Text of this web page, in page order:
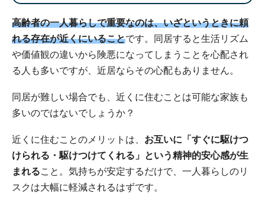
高齢者の一人暮らしで重要なのは、いざというときに頼
れる存在が近くにいることです。同居すると生活リズム
や価値観の違いから険悪になってしまうことを心配され
る人も多いですが、近居ならその心配もありません。
同居が難しい場合でも、近くに住むことは可能な家族も
多いのではないでしょうか？
近くに住むことのメリットは、 お互いに「すぐに駆けつ
けられる・駆けつけてくれる」という精神的安心感が生
まれること。気持ちが安定するだけで、一人暮らしのリ
スクは大幅に軽減されるはずです。